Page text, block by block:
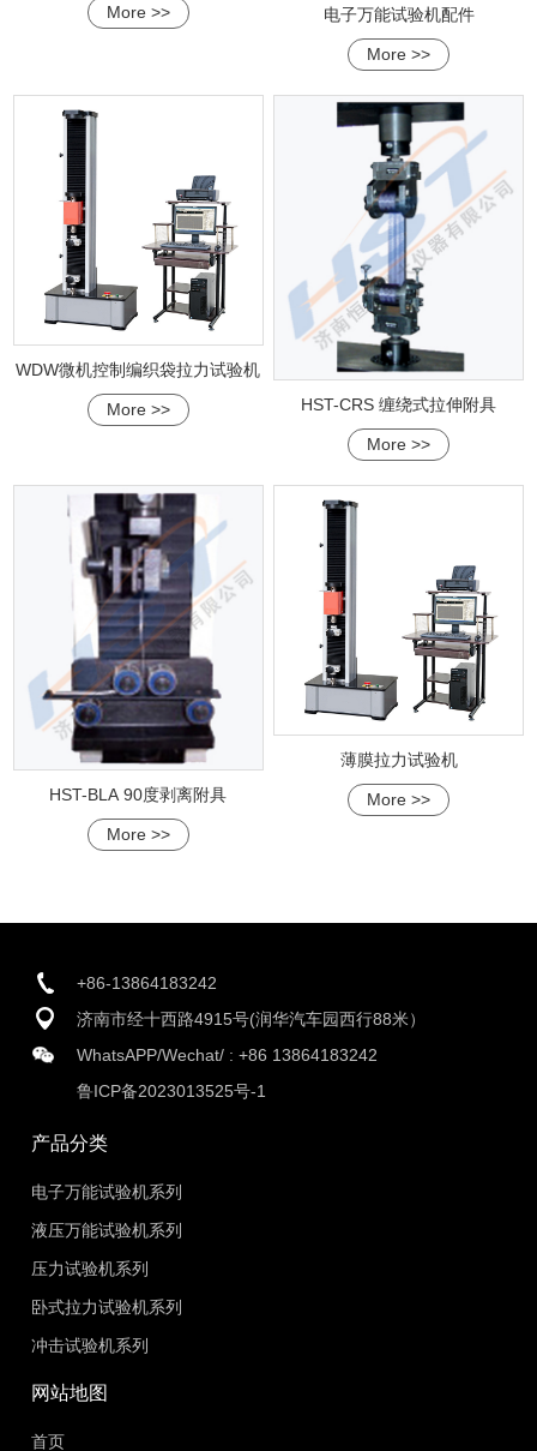
More >> 电子万能试验机配件
More >>
WDW微机控制编织袋拉力试验机
More >> HST-CRS 缠绕式拉伸附具
More >>
HST-BLA 90度剥离附具
More >>
薄膜拉力试验机
More >>
+86-13864183242
济南市经十西路4915号(润华汽车园西行88米）
WhatsAPP/Wechat/ :+86 13864183242
鲁ICP备2023013525号-1
产品分类
电子万能试验机系列
液压万能试验机系列
压力试验机系列
卧式拉力试验机系列
冲击试验机系列
网站地图
首页